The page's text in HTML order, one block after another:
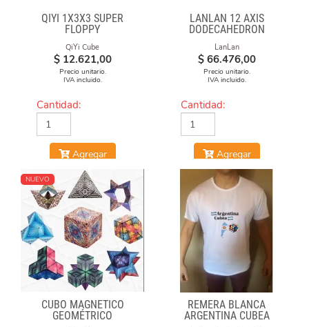
QIYI 1X3X3 SUPER
FLOPPY
QiYi Cube
$ 12.621,00
Precio unitario.
IVA incluido.
Cantidad:
Agregar
LANLAN 12 AXIS
DODECAHEDRON
DIAMOND CUBE
LanLan
$ 66.476,00
Precio unitario.
IVA incluido.
Cantidad:
Agregar
NUEVO
CUBO MAGNÉTICO
GEOMÉTRICO
REMERA BLANCA
ARGENTINA CUBEA